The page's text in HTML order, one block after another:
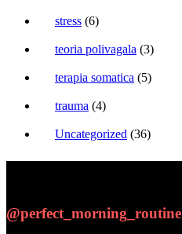
stress (6)
teoria polivagala (3)
terapia somatica (5)
trauma (4)
Uncategorized (36)
@perfect_morning_routine